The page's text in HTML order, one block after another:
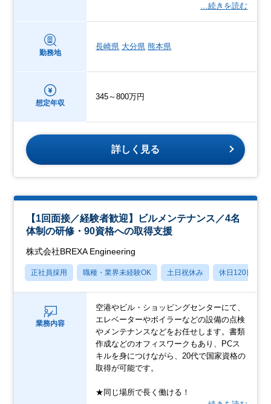
…続きを読む
勤務地
長崎県 大分県 熊本県
想定年収
345～800万円
詳しく見る
【1回面接／経験者歓迎】ビルメンテナンス／4名
体制の研修・90資格への取得支援
株式会社BREXA Engineering
正社員採用 職種・業界未経験OK 土日祝休み 休日120日以上
業務内容
空港やビル・ショッピングセンターにて、
エレベーターやボイラーなどの設備の点検
やメンテナンスなどをお任せします。書類
作成などのオフィスワークもあり、PCス
キルを身につけながら、20代で国家資格の
取得が可能です。
★同じ場所で長く働ける！